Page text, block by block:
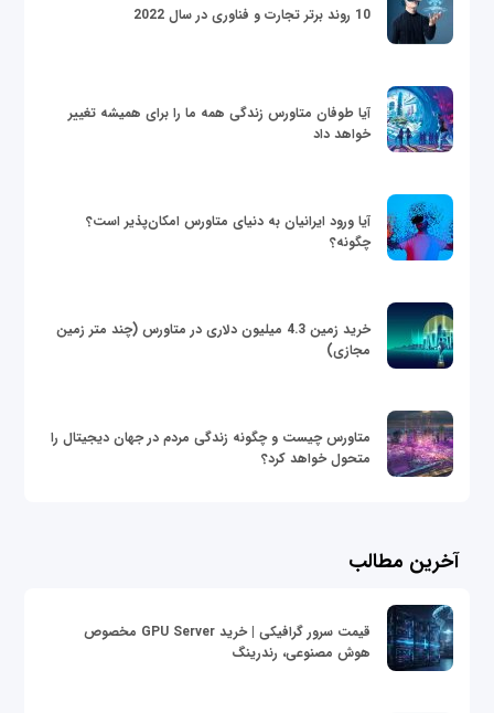
10 روند برتر تجارت و فناوری در سال 2022
آیا طوفان متاورس زندگی همه ما را برای همیشه تغییر
خواهد داد
آیا ورود ایرانیان به دنیای متاورس امکان‌پذیر است؟
چگونه؟
خرید زمین 4.3 میلیون دلاری در متاورس (چند متر زمین
مجازی)
متاورس چیست و چگونه زندگی مردم در جهان دیجیتال را
متحول خواهد کرد؟
آخرین مطالب
قیمت سرور گرافیکی | خرید GPU Server مخصوص
هوش مصنوعی، رندرینگ